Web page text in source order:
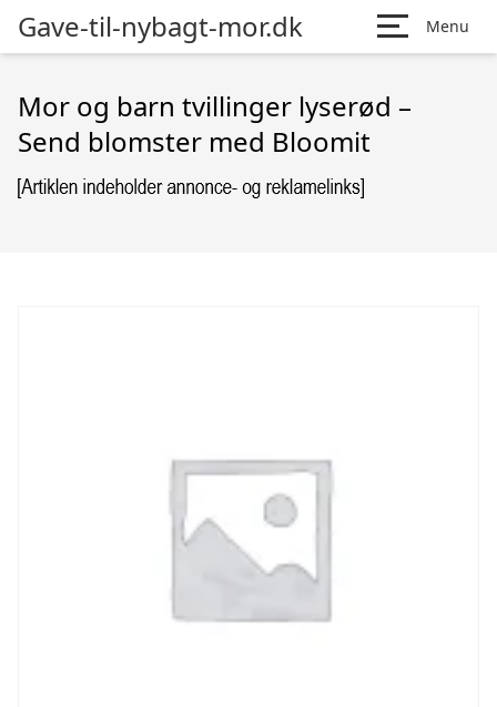
Gave-til-nybagt-mor.dk Menu
Mor og barn tvillinger lyserød –
Send blomster med Bloomit